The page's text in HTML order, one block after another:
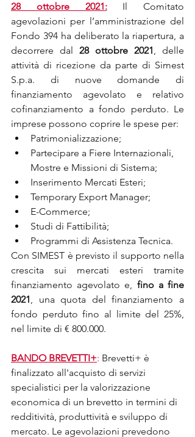
28 ottobre 2021: Il Comitato
agevolazioni per l’amministrazione del
Fondo 394 ha deliberato la riapertura, a
decorrere dal 28 ottobre 2021, delle
attività di ricezione da parte di Simest
S.p.a. di nuove domande di
finanziamento agevolato e relativo
cofinanziamento a fondo perduto. Le
imprese possono coprire le spese per:
Patrimonializzazione;
Partecipare a Fiere Internazionali,
Mostre e Missioni di Sistema;
Inserimento Mercati Esteri;
Temporary Export Manager;
E-Commerce;
Studi di Fattibilità;
Programmi di Assistenza Tecnica.
Con SIMEST è previsto il supporto nella
crescita sui mercati esteri tramite
finanziamento agevolato e, fino a fine
2021, una quota del finanziamento a
fondo perduto fino al limite del 25%,
nel limite di € 800.000.
BANDO BREVETTI+: Brevetti+ è
finalizzato all'acquisto di servizi
specialistici per la valorizzazione
economica di un brevetto in termini di
redditività, produttività e sviluppo di
mercato. Le agevolazioni prevedono